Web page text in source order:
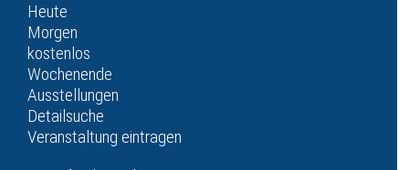
Heute
Morgen
kostenlos
Wochenende
Ausstellungen
Detailsuche
Veranstaltung eintragen